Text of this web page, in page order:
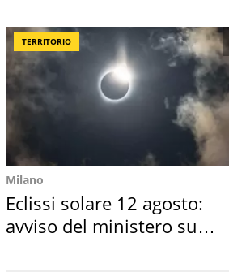
TERRITORIO
Milano
Eclissi solare 12 agosto:
avviso del ministero su